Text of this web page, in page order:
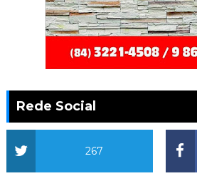
Rede Social
267